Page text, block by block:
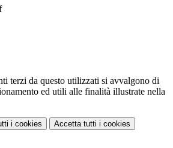
terzi da questo utilizzati si avvalgono di
ed utili alle finalità illustrate nella
i cookies Accetta tutti i cookies